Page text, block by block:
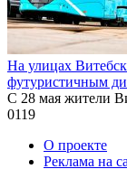
На улицах
футуристичным
С 28 мая жители
0119
О проекте
Реклама на